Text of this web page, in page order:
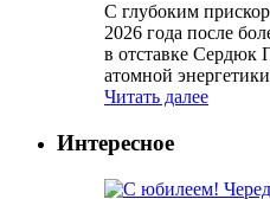
С глубоким
2026 года после
в отставке Сердюк
атомной
Читать далее
Интересное